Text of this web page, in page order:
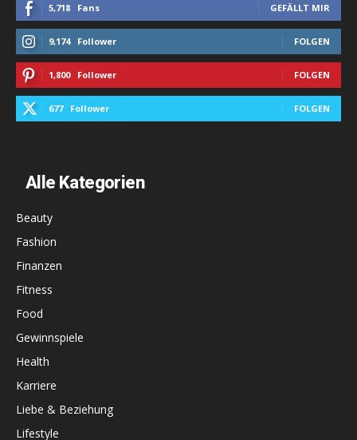
5,718 Fans GEFÄLLT MIR
9,174 Follower FOLGEN
1,800 Follower FOLGEN
677 Follower FOLGEN
Alle Kategorien
Beauty
Fashion
Finanzen
Fitness
Food
Gewinnspiele
Health
Karriere
Liebe & Beziehung
Lifestyle